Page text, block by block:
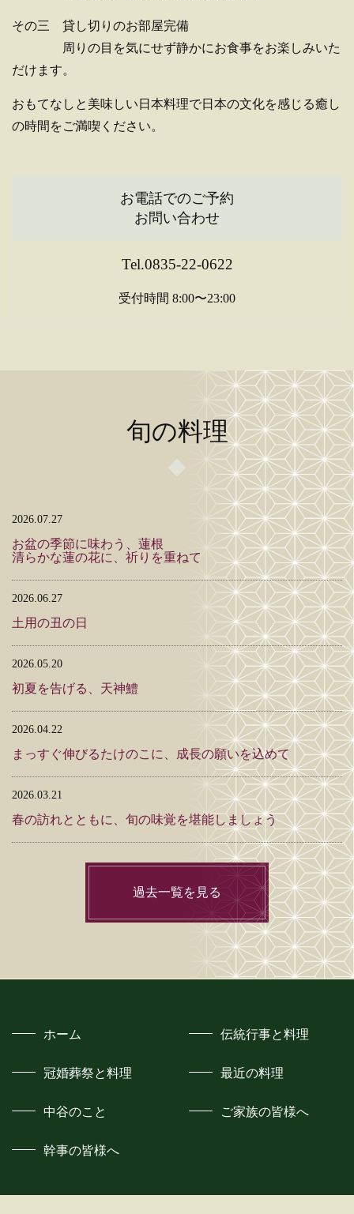
その三 貸し切りのお部屋完備
周りの目を気にせず静かにお食事をお楽しみいた
だけます。
おもてなしと美味しい日本料理で日本の文化を感じる癒し
の時間をご満喫ください。
お電話でのご予約
お問い合わせ
Tel.0835-22-0622
受付時間 8:00〜23:00
旬の料理
2026.07.27
お盆の季節に味わう、蓮根
清らかな蓮の花に、祈りを重ねて
2026.06.27
土用の丑の日
2026.05.20
初夏を告げる、天神鱧
2026.04.22
まっすぐ伸びるたけのこに、成長の願いを込めて
2026.03.21
春の訪れとともに、旬の味覚を堪能しましょう
過去一覧を見る
ホーム 伝統行事と料理
冠婚葬祭と料理 最近の料理
中谷のこと ご家族の皆様へ
幹事の皆様へ